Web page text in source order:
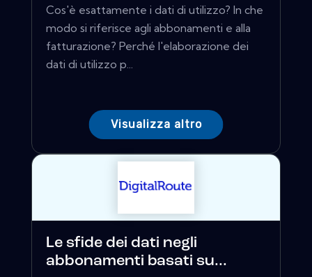
Cos'è esattamente i dati di utilizzo? In che
modo si riferisce agli abbonamenti e alla
fatturazione? Perché l'elaborazione dei
dati di utilizzo p...
Visualizza altro
Le sfide dei dati negli
abbonamenti basati su...